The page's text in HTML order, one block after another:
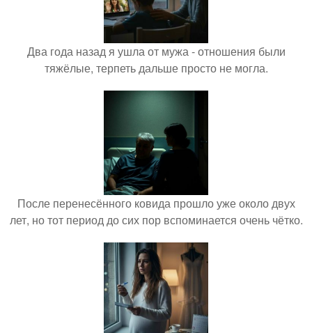
Два года назад я ушла от мужа - отношения были
тяжёлые, терпеть дальше просто не могла.
После перенесённого ковида прошло уже около двух
лет, но тот период до сих пор вспоминается очень чётко.